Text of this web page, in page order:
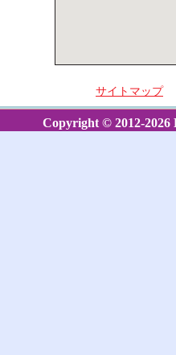
サイトマップ
Copyright © 2012-2026